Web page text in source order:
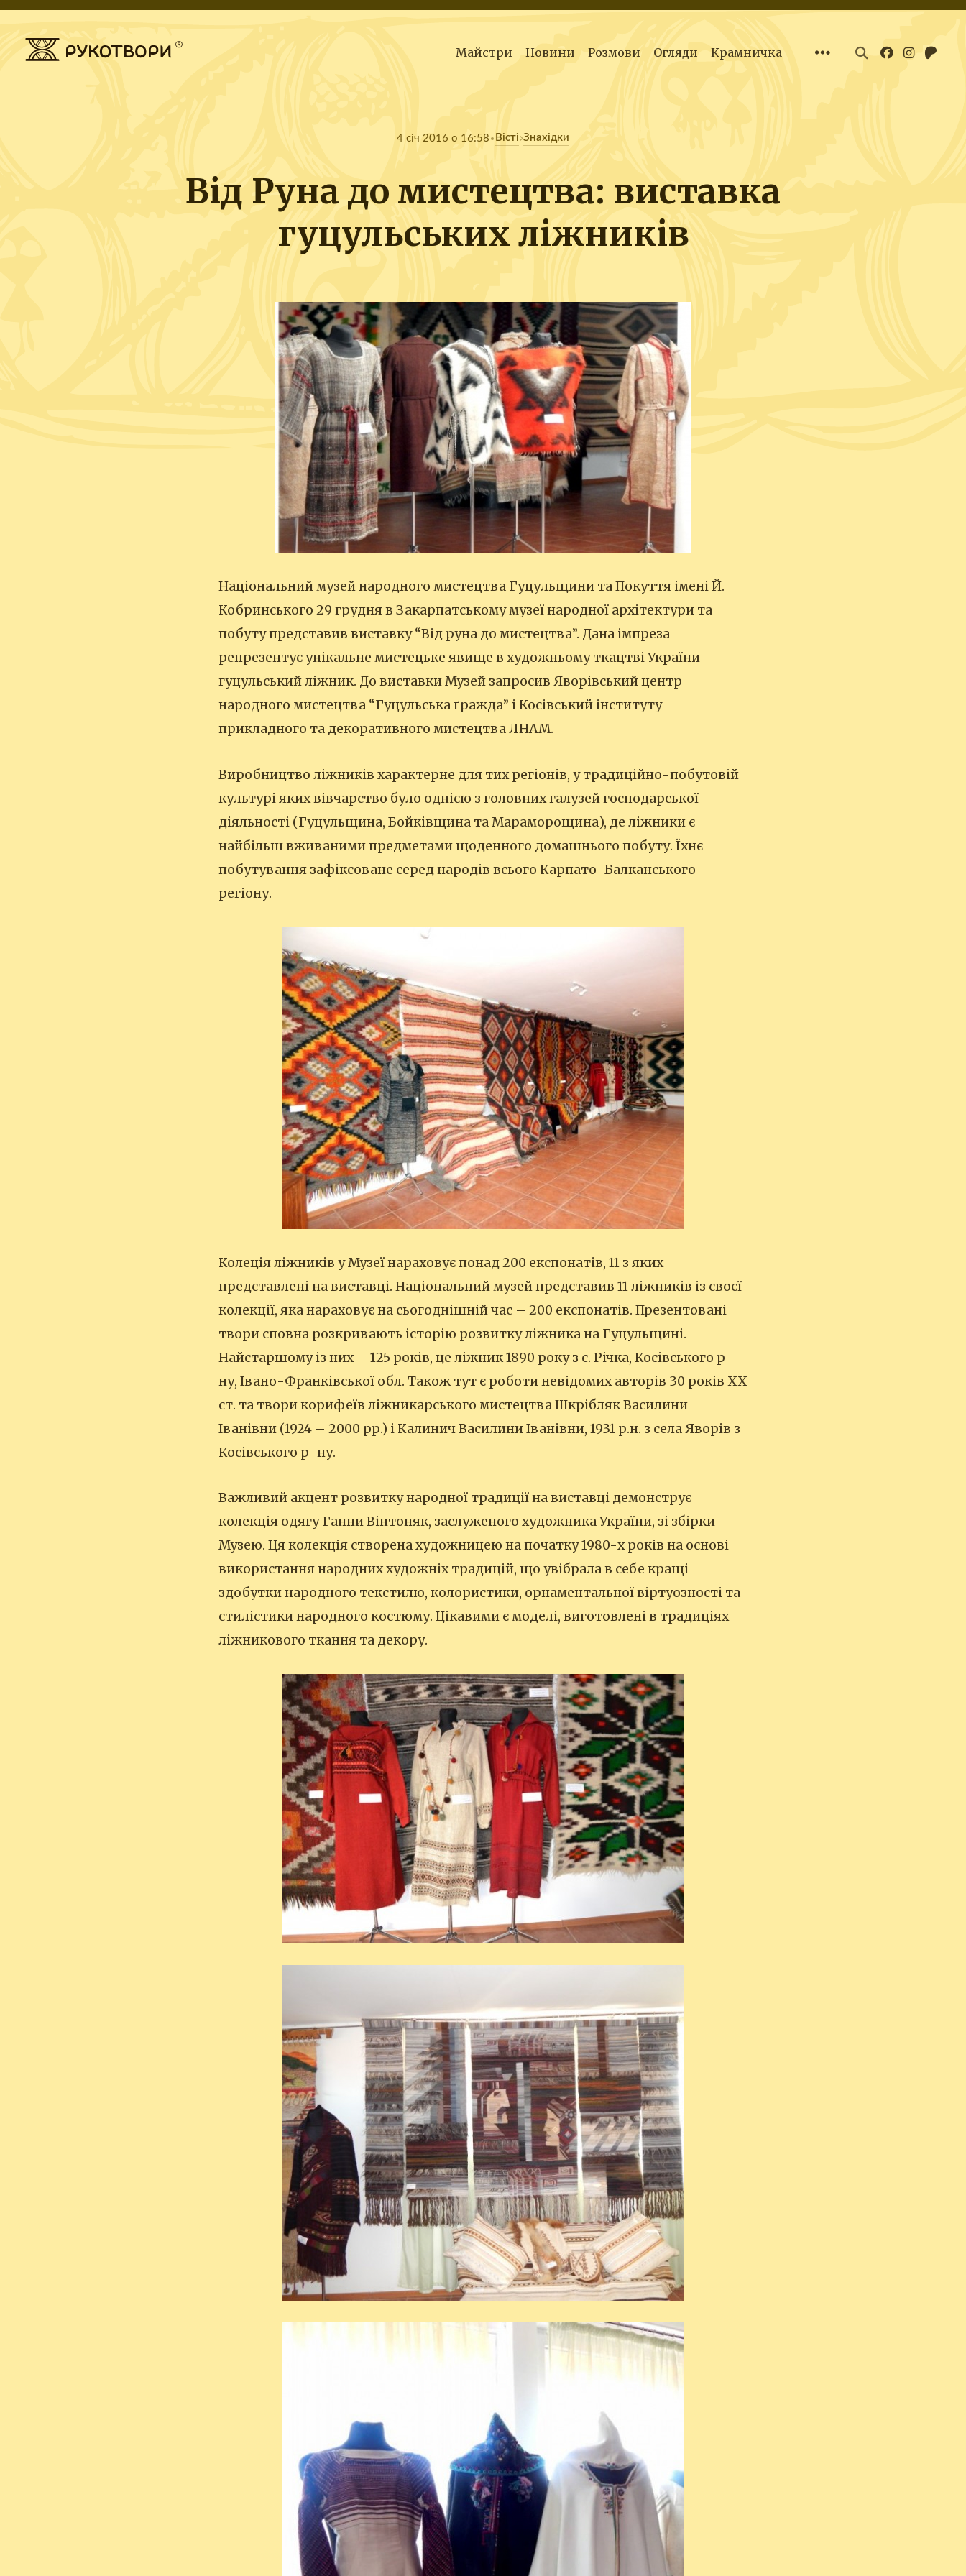
Майстри Новини Розмови Огляди Крамничка
4 січ 2016 о 16:58 Вісті Знахідки
Від Руна до мистецтва: виставка
гуцульських ліжників
Національний музей народного мистецтва Гуцульщини та Покуття імені Й.
Кобринського 29 грудня в Закарпатському музеї народної архітектури та
побуту представив виставку “Від руна до мистецтва”. Дана імпреза
репрезентує унікальне мистецьке явище в художньому ткацтві України –
гуцульський ліжник. До виставки Музей запросив Яворівський центр
народного мистецтва “Гуцульська ґражда” і Косівський інституту
прикладного та декоративного мистецтва ЛНАМ.
Виробництво ліжників характерне для тих регіонів, у традиційно-побутовій
культурі яких вівчарство було однією з головних галузей господарської
діяльності (Гуцульщина, Бойківщина та Мараморощина), де ліжники є
найбільш вживаними предметами щоденного домашнього побуту. Їхнє
побутування зафіксоване серед народів всього Карпато-Балканського
регіону.
Колеція ліжників у Музеї нараховує понад 200 експонатів, 11 з яких
представлені на виставці. Національний музей представив 11 ліжників із своєї
колекції, яка нараховує на сьогоднішній час – 200 експонатів. Презентовані
твори сповна розкривають історію розвитку ліжника на Гуцульщині.
Найстаршому із них – 125 років, це ліжник 1890 року з с. Річка, Косівського р-
ну, Івано-Франківської обл. Також тут є роботи невідомих авторів 30 років ХХ
ст. та твори корифеїв ліжникарського мистецтва Шкрібляк Василини
Іванівни (1924 – 2000 рр.) і Калинич Василини Іванівни, 1931 р.н. з села Яворів з
Косівського р-ну.
Важливий акцент розвитку народної традиції на виставці демонструє
колекція одягу Ганни Вінтоняк, заслуженого художника України, зі збірки
Музею. Ця колекція створена художницею на початку 1980-х років на основі
використання народних художніх традицій, що увібрала в себе кращі
здобутки народного текстилю, колористики, орнаментальної віртуозності та
стилістики народного костюму. Цікавими є моделі, виготовлені в традиціях
ліжникового ткання та декору.